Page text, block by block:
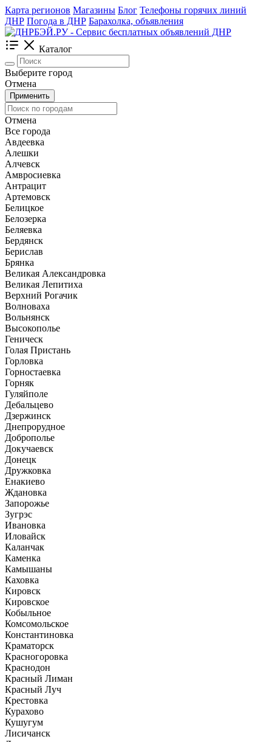
Карта регионов Магазины Блог Телефоны горячих линий
ДНР Погода в ДНР Барахолка, объявления
Каталог
Выберите город
Отмена
Применить
Отмена
Все города
Авдеевка
Алешки
Алчевск
Амвросиевка
Антрацит
Артемовск
Белицкое
Белозерка
Беляевка
Бердянск
Берислав
Брянка
Великая Александровка
Великая Лепитиха
Верхний Рогачик
Волноваха
Вольнянск
Высокополье
Геническ
Голая Пристань
Горловка
Горностаевка
Горняк
Гуляйполе
Дебальцево
Дзержинск
Днепрорудное
Доброполье
Докучаевск
Донецк
Дружковка
Енакиево
Ждановка
Запорожье
Зугрэс
Ивановка
Иловайск
Каланчак
Каменка
Камышаны
Каховка
Кировск
Кировское
Кобыльное
Комсомольское
Константиновка
Краматорск
Красногоровка
Краснодон
Красный Лиман
Красный Луч
Крестовка
Курахово
Кушугум
Лисичанск